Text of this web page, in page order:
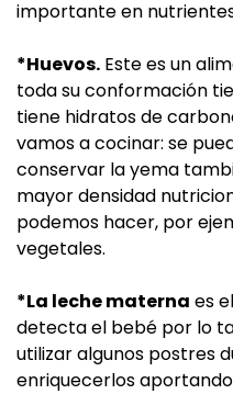
importante en
*Huevos. Este es un
toda su conformación
tiene hidratos de
vamos a cocinar: se
conservar la yema
mayor densidad
podemos hacer, por
vegetales.
*La leche materna es
detecta el bebé por lo
utilizar algunos postres
enriquecerlos